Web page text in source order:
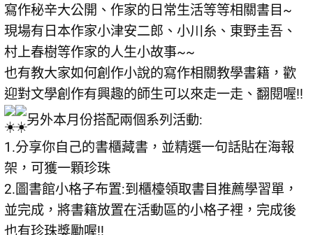
寫作秘辛大公開、作家的日常生活等等相關書目~
現場有日本作家小津安二郎、小川糸、東野圭吾、
村上春樹等作家的人生小故事~~
也有教大家如何創作小說的寫作相關教學書籍，歡
迎對文學創作有興趣的師生可以來走一走、翻閱喔!!
另外本月份搭配兩個系列活動:
1.分享你自己的書櫃藏書，並精選一句話貼在海報
架，可獲一顆珍珠
2.圖書館小格子布置:到櫃檯領取書目推薦學習單，
並完成，將書籍放置在活動區的小格子裡，完成後
也有珍珠獎勵喔!!